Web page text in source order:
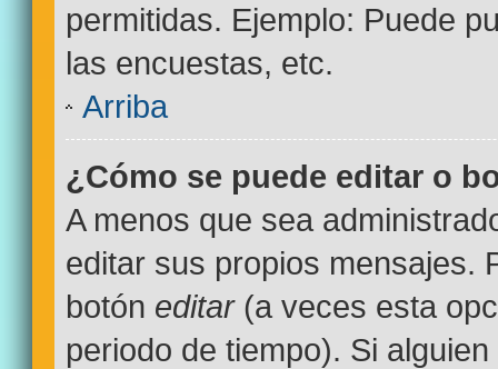
permitidas. Ejemplo: Puede
las encuestas, etc.
Arriba
¿Cómo se puede editar o
A menos que sea
editar sus propios mensajes.
botón editar(a veces esta
periodo de tiempo). Si